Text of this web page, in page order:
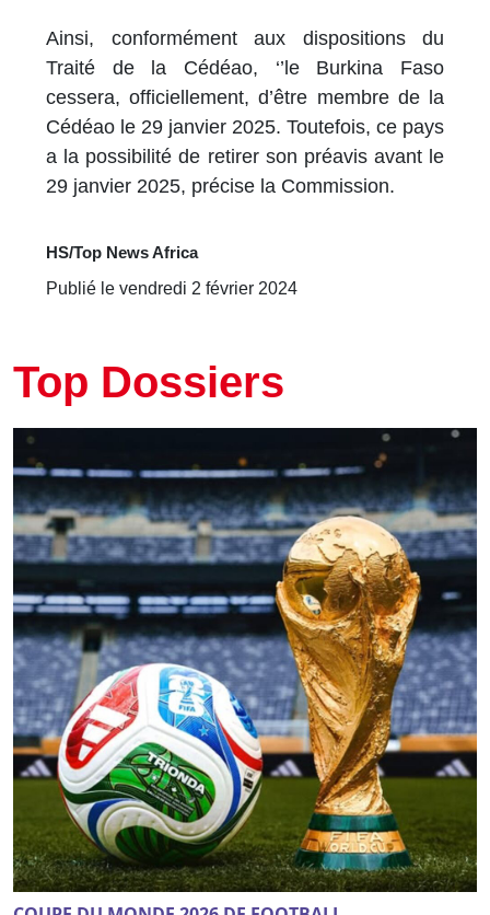
Ainsi, conformément aux dispositions du
Traité de la Cédéao, ‘’le Burkina Faso
cessera, officiellement, d’être membre de la
Cédéao le 29 janvier 2025. Toutefois, ce pays
a la possibilité de retirer son préavis avant le
29 janvier 2025, précise la Commission.
HS/Top News Africa
Publié le vendredi 2 février 2024
Top Dossiers